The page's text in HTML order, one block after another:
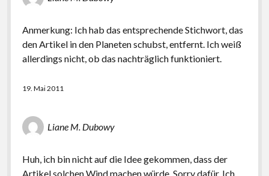
Anmerkung: Ich hab das entsprechende Stichwort, das
den Artikel in den Planeten schubst, entfernt. Ich weiß
allerdings nicht, ob das nachträglich funktioniert.
19. Mai 2011
Liane M. Dubowy
Huh, ich bin nicht auf die Idee gekommen, dass der
Artikel solchen Wind machen würde. Sorry dafür. Ich